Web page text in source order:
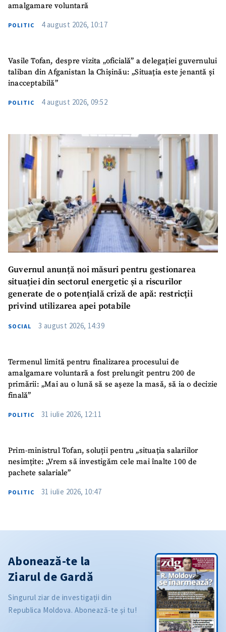
amalgamare voluntară
POLITIC 4 august 2026, 10:17
Vasile Tofan, despre vizita „oficială” a delegației guvernului
taliban din Afganistan la Chișinău: „Situația este jenantă și
inacceptabilă”
POLITIC 4 august 2026, 09:52
Guvernul anunță noi măsuri pentru gestionarea
situației din sectorul energetic și a riscurilor
generate de o potențială criză de apă: restricții
privind utilizarea apei potabile
SOCIAL 3 august 2026, 14:39
Termenul limită pentru finalizarea procesului de
amalgamare voluntară a fost prelungit pentru 200 de
primării: „Mai au o lună să se așeze la masă, să ia o decizie
finală”
POLITIC 31 iulie 2026, 12:11
Prim-ministrul Tofan, soluții pentru „situația salariilor
nesimțite: „Vrem să investigăm cele mai înalte 100 de
pachete salariale”
POLITIC 31 iulie 2026, 10:47
Abonează-te la
Ziarul de Gardă
Singurul ziar de investigații din
Republica Moldova. Abonează-te și tu!